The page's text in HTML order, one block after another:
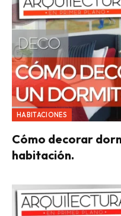
HABITACIONES
Cómo decorar
habitación.